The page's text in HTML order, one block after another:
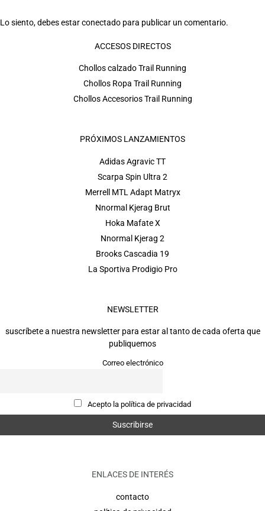
Lo siento, debes estarconectado para publicar un comentario.
ACCESOS DIRECTOS
Chollos calzado Trail Running
Chollos Ropa Trail Running
Chollos Accesorios Trail Running
PRÓXIMOS LANZAMIENTOS
Adidas Agravic TT
Scarpa Spin Ultra 2
Merrell MTL Adapt Matryx
Nnormal Kjerag Brut
Hoka Mafate X
Nnormal Kjerag 2
Brooks Cascadia 19
La Sportiva Prodigio Pro
NEWSLETTER
suscríbete a nuestra newsletter para estar al tanto de cada oferta que
publiquemos
Correo electrónico
Acepto la política de privacidad
ENLACES DE INTERÉS
contacto